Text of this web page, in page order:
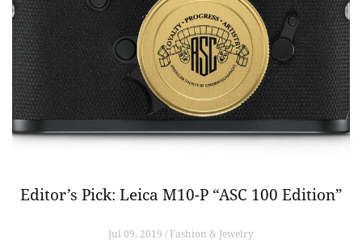
Editor’s Pick: Leica M10-P “ASC 100 Edition”
Jul 09, 2019 / Fashion & Jewelry